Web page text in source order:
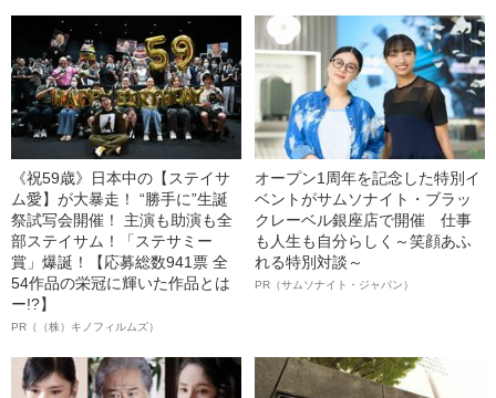
《祝59歳》日本中の【ステイサ
ム愛】が大暴走！ “勝手に”生誕
祭試写会開催！ 主演も助演も全
部ステイサム！「ステサミー
賞」爆誕！【応募総数941票 全
54作品の栄冠に輝いた作品とは
ー!?】
PR（（株）キノフィルムズ）
オープン1周年を記念した特別イ
ベントがサムソナイト・ブラッ
クレーベル銀座店で開催 仕事
も人生も自分らしく～笑顔あふ
れる特別対談～
PR（サムソナイト・ジャパン）